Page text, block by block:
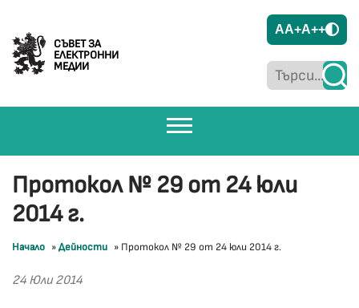
СЪВЕТ ЗА
ЕЛЕКТРОННИ
МЕДИИ
AA+A++
Протокол № 29 от 24 юли
2014 г.
Начало »Дейности » Протокол № 29 от 24 юли 2014 г.
24 Юли 2014